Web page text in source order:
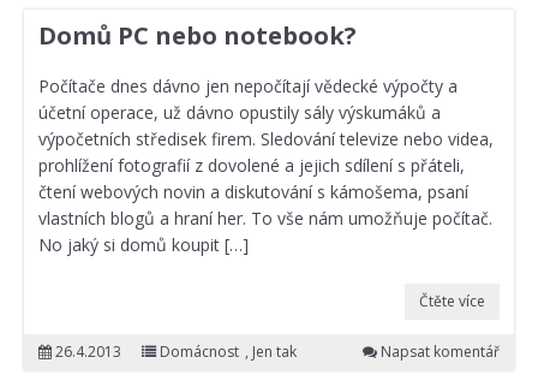
Domů PC nebo notebook?
Počítače dnes dávno jen nepočítají vědecké výpočty a
účetní operace, už dávno opustily sály výskumáků a
výpočetních středisek firem. Sledování televize nebo videa,
prohlížení fotografií z dovolené a jejich sdílení s přáteli,
čtení webových novin a diskutování s kámošema, psaní
vlastních blogů a hraní her. To vše nám umožňuje počítač.
No jaký si domů koupit […]
Čtěte více
26.4.2013 Domácnost , Jen tak Napsat komentář